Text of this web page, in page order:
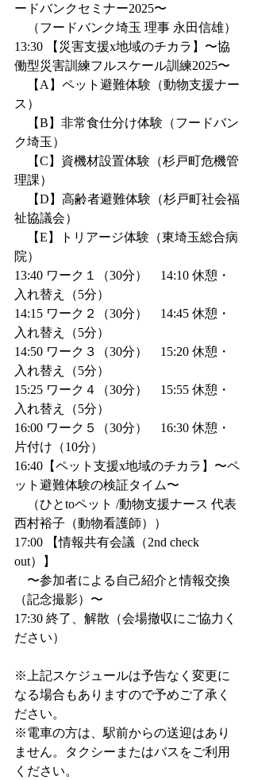
ードバンクセミナー2025〜
（フードバンク埼玉 理事 永田信雄）
13:30 【災害支援x地域のチカラ】〜協
働型災害訓練フルスケール訓練2025〜
【A】ペット避難体験（動物支援ナー
ス）
【B】非常食仕分け体験（フードバン
ク埼玉）
【C】資機材設置体験（杉戸町危機管
理課）
【D】高齢者避難体験（杉戸町社会福
祉協議会）
【E】トリアージ体験（東埼玉総合病
院）
13:40 ワーク１（30分）　14:10 休憩・
入れ替え（5分）
14:15 ワーク２（30分）　14:45 休憩・
入れ替え（5分）
14:50 ワーク３（30分）　15:20 休憩・
入れ替え（5分）
15:25 ワーク４（30分）　15:55 休憩・
入れ替え（5分）
16:00 ワーク５（30分）　16:30 休憩・
片付け（10分）
16:40【ペット支援x地域のチカラ】〜ペ
ット避難体験の検証タイム〜
（ひとtoペット /動物支援ナース 代表
西村裕子（動物看護師））
17:00 【情報共有会議（2nd check
out）】
〜参加者による自己紹介と情報交換
（記念撮影）〜
17:30 終了、解散（会場撤収にご協力く
ださい）
※上記スケジュールは予告なく変更に
なる場合もありますので予めご了承く
ださい。
※電車の方は、駅前からの送迎はあり
ません。タクシーまたはバスをご利用
ください。